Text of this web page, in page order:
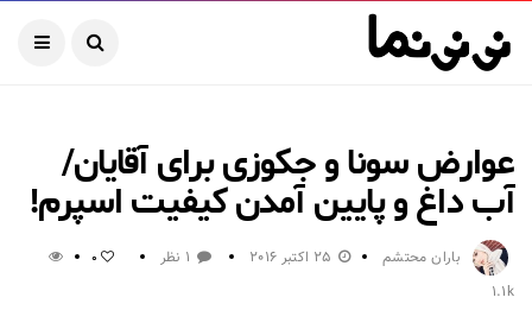
عوارض سونا و جکوزی برای آقایان/
آب داغ و پایین آمدن کیفیت اسپرم!
باران محتشم 25 اکتبر 2016 1 نظر 0
1.1k